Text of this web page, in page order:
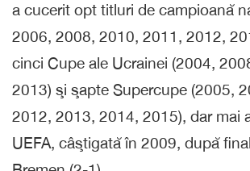
a cucerit opt titluri de campioană
2006, 2008, 2010, 2011, 2012,
cinci Cupe ale Ucrainei (2004,
2013) şi şapte Supercupe (2005,
2012, 2013, 2014, 2015), dar mai
UEFA, câştigată în 2009, după